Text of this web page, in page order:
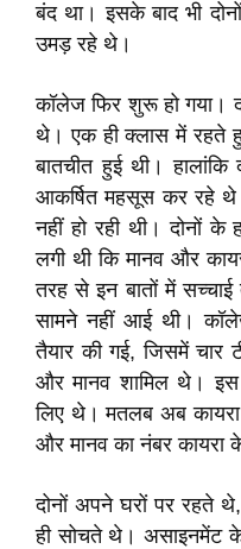
बंद था। इसके बाद भी
उमड़ रहे थे।
कॉलेज फिर शुरू हो गया।
थे। एक ही क्लास में रहते
बातचीत हुई थी।
आकर्षित महसूस कर रहे
नहीं हो रही थी। दोनों
लगी थी कि मानव और
तरह से इन बातों में
सामने नहीं आई थी।
तैयार की गई, जिसमें चार
और मानव शामिल थे। इस
लिए थे। मतलब अब कायरा
और मानव का नंबर कायरा
दोनों अपने घरों पर रहते
ही सोचते थे। असाइनमेंट